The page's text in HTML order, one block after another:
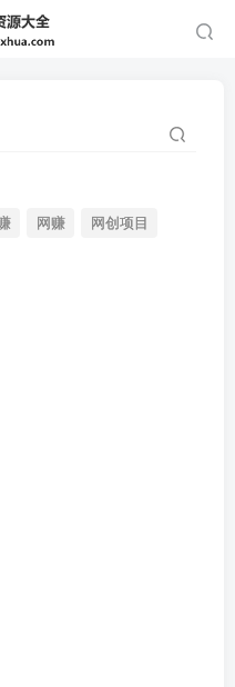
网赚 网创项目